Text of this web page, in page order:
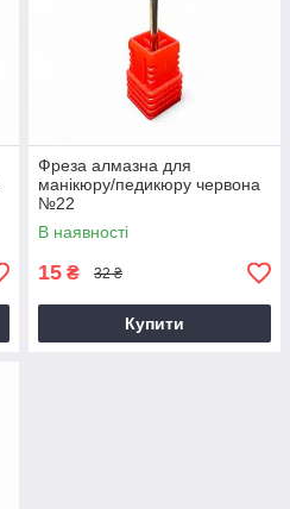
Фреза алмазна для
манікюру/педикюру червона
№22
В наявності
15 ₴ 32 ₴
Купити